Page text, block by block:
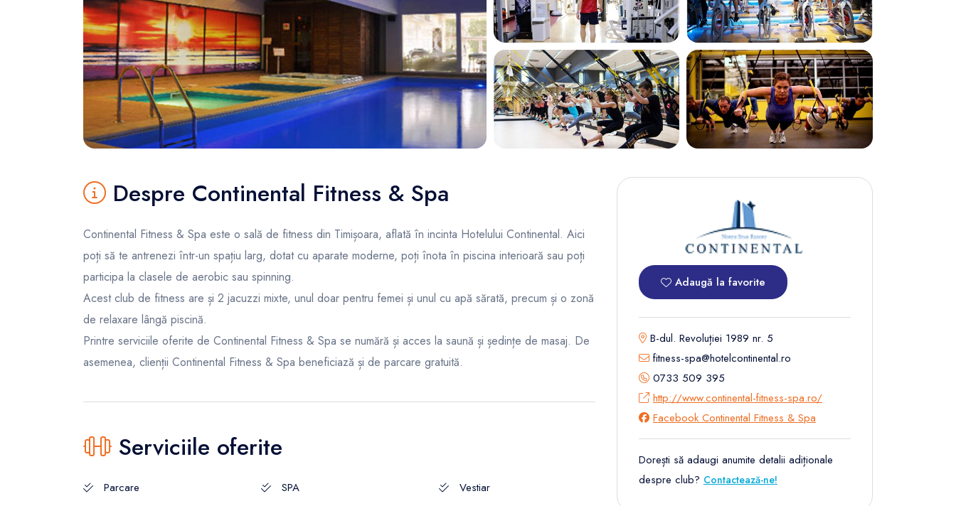
FunOne
Despre Continental Fitness & Spa
Continental Fitness & Spa este o sală de fitness din Timișoara, aflată în incinta Hotelului Continental. Aici
poți să te antrenezi într-un spațiu larg, dotat cu aparate moderne, poți înota în piscina interioară sau poți
participa la clasele de aerobic sau spinning.
Acest club de fitness are și 2 jacuzzi mixte, unul doar pentru femei și unul cu apă sărată, precum și o zonă
de relaxare lângă piscină.
Printre serviciile oferite de Continental Fitness & Spa se numără și acces la saună și ședințe de masaj. De
asemenea, clienții Continental Fitness & Spa beneficiază și de parcare gratuită.
Serviciile oferite
Parcare SPA
Vestiar
Adaugă la favorite
B-dul. Revoluției 1989 nr. 5
fitness-spa@hotelcontinental.ro
0733 509 395
http://www.continental-fitness-spa.ro/
Facebook Continental Fitness & Spa
Dorești să adaugi anumite detalii adiționale
despre club? Contactează-ne!